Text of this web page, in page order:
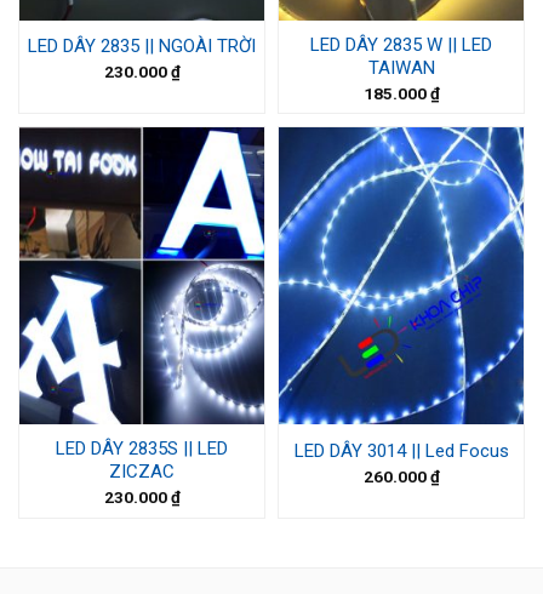
LED DÂY 2835 || NGOÀI TRỜI
230.000₫
LED DÂY 2835 W || LED
TAIWAN
185.000₫
LED DÂY 2835S || LED
ZICZAC
230.000₫
LED DÂY 3014 || Led Focus
260.000₫